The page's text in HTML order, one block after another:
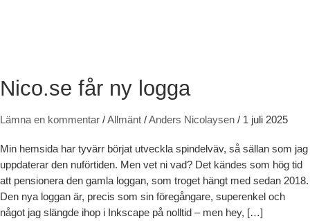
Nico.se får ny logga
Lämna en kommentar /Allmänt /Anders Nicolaysen / 1 juli 2025
Min hemsida har tyvärr börjat utveckla spindelväv, så sällan som jag
uppdaterar den nuförtiden. Men vet ni vad? Det kändes som hög tid
att pensionera den gamla loggan, som troget hängt med sedan 2018.
Den nya loggan är, precis som sin föregångare, superenkel och
något jag slängde ihop i Inkscape på nolltid – men hey, […]